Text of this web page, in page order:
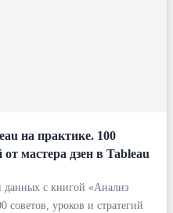
на практике. 100
от мастера дзен в Tableau
данных с книгой «Анализ
советов, уроков и стратегий